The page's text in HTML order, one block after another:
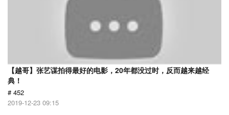
【越哥】张艺谋拍得最好的电影，20年都没过时，反而越来越经
典！
# 452
2019-12-23 09:15